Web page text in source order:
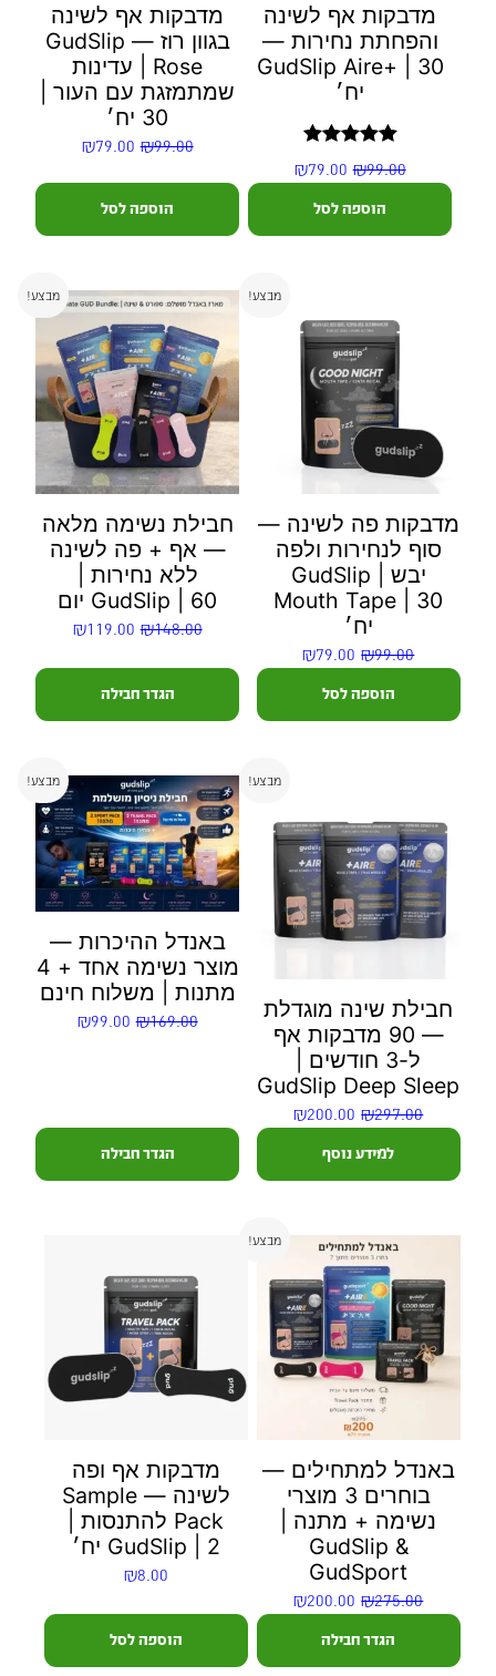
מדבקות אף לשינה
והפחתת נחירות —
GudSlip Aire+ | 30
יח׳
מתוך 5
₪99.00
₪79.00
הוספה לסל
מדבקות אף לשינה
בגוון רוז — GudSlip
Rose | עדינות
שמתמזגת עם העור |
30 יח׳
₪99.00
₪79.00
הוספה לסל
מבצע!
מדבקות פה לשינה —
סוף לנחירות ולפה
יבש | GudSlip
Mouth Tape | 30
יח׳
₪99.00
₪79.00
הוספה לסל
מבצע!
חבילת נשימה מלאה
— אף + פה לשינה
ללא נחירות |
GudSlip | 60 יום
₪148.00
₪119.00
הגדר חבילה
מבצע!
חבילת שינה מוגדלת
— 90 מדבקות אף
ל-3 חודשים |
GudSlip Deep Sleep
₪297.00
₪200.00
למידע נוסף
מבצע!
באנדל ההיכרות —
מוצר נשימה אחד + 4
מתנות | משלוח חינם
₪169.00
₪99.00
הגדר חבילה
מבצע!
באנדל למתחילים —
בוחרים 3 מוצרי
נשימה + מתנה |
GudSlip &
GudSport
₪275.00
₪200.00
הגדר חבילה
מדבקות אף ופה
לשינה — Sample
Pack להתנסות |
GudSlip | 2 יח׳
₪8.00
הוספה לסל